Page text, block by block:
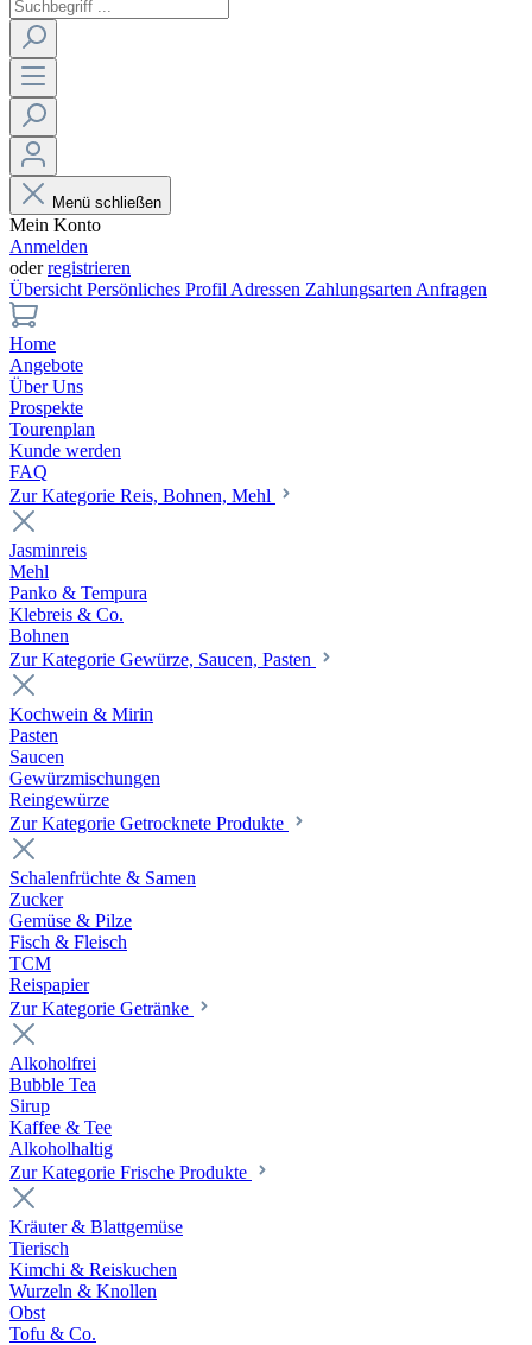
Menü schließen
Mein Konto
Anmelden
oderregistrieren
Übersicht Persönliches Profil Adressen Zahlungsarten Anfragen
Home
Angebote
Über Uns
Prospekte
Tourenplan
Kunde werden
FAQ
Zur Kategorie Reis, Bohnen, Mehl
Jasminreis
Mehl
Panko & Tempura
Klebreis & Co.
Bohnen
Zur Kategorie Gewürze, Saucen, Pasten
Kochwein & Mirin
Pasten
Saucen
Gewürzmischungen
Reingewürze
Zur Kategorie Getrocknete Produkte
Schalenfrüchte & Samen
Zucker
Gemüse & Pilze
Fisch & Fleisch
TCM
Reispapier
Zur Kategorie Getränke
Alkoholfrei
Bubble Tea
Sirup
Kaffee & Tee
Alkoholhaltig
Zur Kategorie Frische Produkte
Kräuter & Blattgemüse
Tierisch
Kimchi & Reiskuchen
Wurzeln & Knollen
Obst
Tofu & Co.